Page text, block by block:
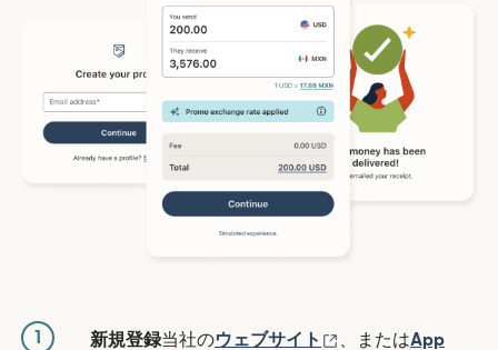
1 新規登録当社のウェブサイト （別ウィンドウで
、またはApp